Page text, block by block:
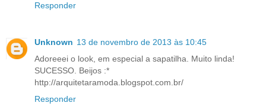
Responder
Unknown 13 de novembro de 2013 às 10:45
Adoreeei o look, em especial a sapatilha. Muito linda!
SUCESSO. Beijos :*
http://arquitetaramoda.blogspot.com.br/
Responder